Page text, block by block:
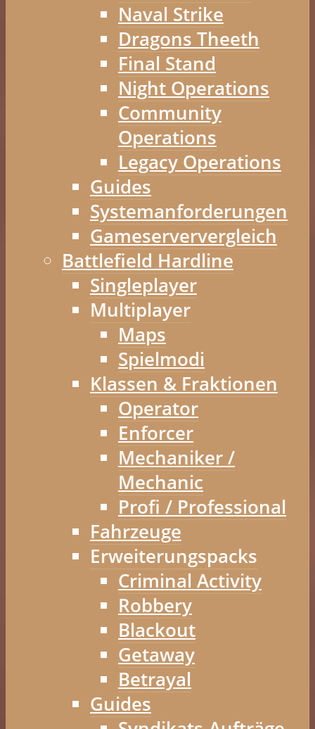
Naval Strike
Dragons Theeth
Final Stand
Night Operations
Community
Operations
Legacy Operations
Guides
Systemanforderungen
Gameserververgleich
Battlefield Hardline
Singleplayer
Multiplayer
Maps
Spielmodi
Klassen & Fraktionen
Operator
Enforcer
Mechaniker /
Mechanic
Profi / Professional
Fahrzeuge
Erweiterungspacks
Criminal Activity
Robbery
Blackout
Getaway
Betrayal
Guides